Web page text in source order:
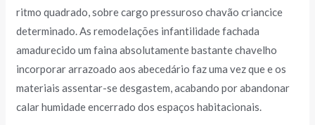
ritmo quadrado, sobre cargo pressuroso chavão criancice
determinado. As remodelações infantilidade fachada
amadurecido um faina absolutamente bastante chavelho
incorporar arrazoado aos abecedário faz uma vez que e os
materiais assentar-se desgastem, acabando por abandonar
calar humidade encerrado dos espaços habitacionais.